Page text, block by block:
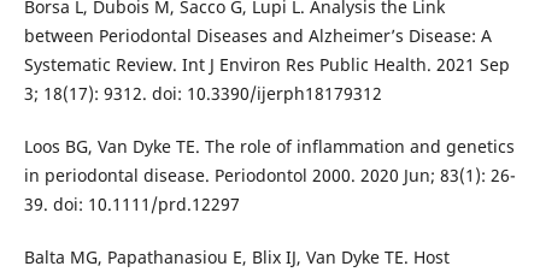
Borsa L, Dubois M, Sacco G, Lupi L. Analysis the Link
between Periodontal Diseases and Alzheimer’s Disease: A
Systematic Review. Int J Environ Res Public Health. 2021 Sep
3; 18(17): 9312. doi: 10.3390/ijerph18179312
Loos BG, Van Dyke TE. The role of inflammation and genetics
in periodontal disease. Periodontol 2000. 2020 Jun; 83(1): 26-
39. doi: 10.1111/prd.12297
Balta MG, Papathanasiou E, Blix IJ, Van Dyke TE. Host